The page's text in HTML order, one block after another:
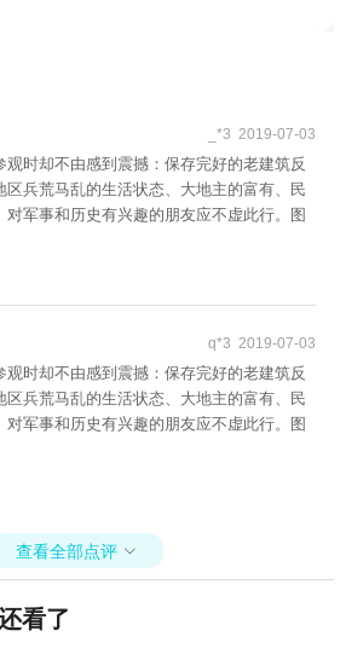
_*3 2019-07-03
时却不由感到震撼：保存完好的老建筑反
区兵荒马乱的生活状态、大地主的富有、民
对军事和历史有兴趣的朋友应不虚此行。图
q*3 2019-07-03
时却不由感到震撼：保存完好的老建筑反
区兵荒马乱的生活状态、大地主的富有、民
对军事和历史有兴趣的朋友应不虚此行。图
查看全部点评 
看了